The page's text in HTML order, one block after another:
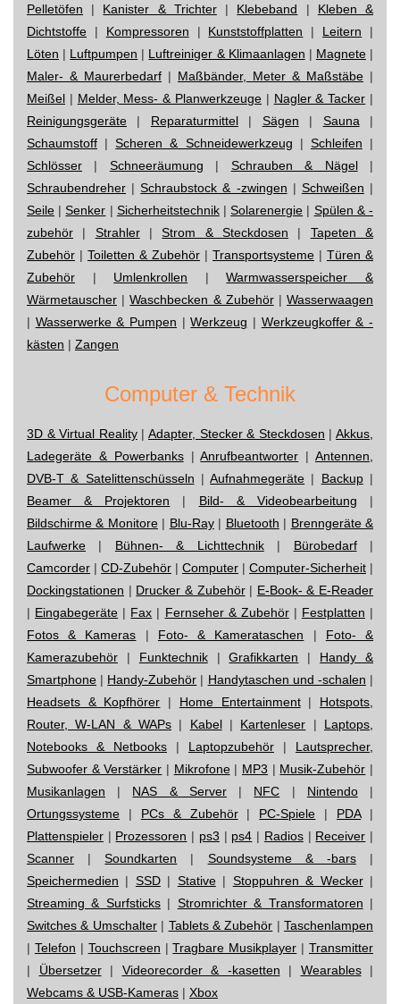
Pelletöfen | Kanister & Trichter| Klebeband | Kleben &
Dichtstoffe | Kompressoren | Kunststoffplatten | Leitern |
Löten | Luftpumpen | Luftreiniger & Klimaanlagen | Magnete|
Maler- & Maurerbedarf | Maßbänder, Meter & Maßstäbe |
Meißel | Melder, Mess- & Planwerkzeuge | Nagler & Tacker |
Reinigungsgeräte | Reparaturmittel| Sägen | Sauna |
Schaumstoff |Scheren & Schneidewerkzeug | Schleifen |
Schlösser | Schneeräumung | Schrauben & Nägel|
Schraubendreher |Schraubstock & -zwingen | Schweißen |
Seile |Senker | Sicherheitstechnik|Solarenergie | Spülen & -
zubehör | Strahler|Strom & Steckdosen | Tapeten &
Zubehör | Toiletten & Zubehör | Transportsysteme | Türen &
Zubehör | Umlenkrollen |Warmwasserspeicher &
Wärmetauscher |Waschbecken & Zubehör|Wasserwaagen
| Wasserwerke & Pumpen |Werkzeug | Werkzeugkoffer & -
kästen | Zangen
Computer & Technik
3D & Virtual Reality|Adapter, Stecker & Steckdosen |Akkus,
Ladegeräte & Powerbanks|Anrufbeantworter |Antennen,
DVB-T & Satelittenschüsseln |Aufnahmegeräte | Backup|
Beamer & Projektoren | Bild- & Videobearbeitung |
Bildschirme & Monitore| Blu-Ray| Bluetooth | Brenngeräte &
Laufwerke | Bühnen- & Lichttechnik| Bürobedarf|
Camcorder | CD-Zubehör | Computer | Computer-Sicherheit |
Dockingstationen | Drucker & Zubehör| E-Book- & E-Reader
| Eingabegeräte | Fax | Fernseher & Zubehör| Festplatten |
Fotos & Kameras | Foto- & Kamerataschen | Foto- &
Kamerazubehör | Funktechnik|Grafikkarten | Handy &
Smartphone | Handy-Zubehör | Handytaschen und -schalen |
Headsets & Kopfhörer | Home Entertainment| Hotspots,
Router, W-LAN & WAPs | Kabel| Kartenleser | Laptops,
Notebooks & Netbooks | Laptopzubehör | Lautsprecher,
Subwoofer & Verstärker | Mikrofone| MP3 | Musik-Zubehör |
Musikanlagen | NAS & Server| NFC | Nintendo|
Ortungssysteme | PCs & Zubehör| PC-Spiele | PDA|
Plattenspieler | Prozessoren | ps3 | ps4 | Radios| Receiver |
Scanner |Soundkarten | Soundsysteme & -bars|
Speichermedien | SSD| Stative| Stoppuhren & Wecker|
Streaming & Surfsticks| Stromrichter & Transformatoren |
Switches & Umschalter| Tablets & Zubehör | Taschenlampen
| Telefon | Touchscreen |Tragbare Musikplayer | Transmitter
| Übersetzer| Videorecorder & -kasetten | Wearables|
Webcams & USB-Kameras | Xbox